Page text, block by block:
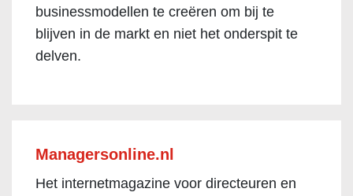
businessmodellen te creëren om bij te
blijven in de markt en niet het onderspit te
delven.
Managersonline.nl
Het internetmagazine voor directeuren en